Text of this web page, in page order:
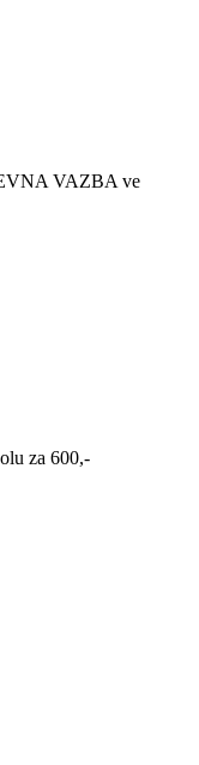
VAZBA ve
za 600,-